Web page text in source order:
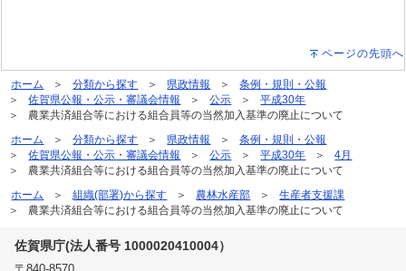
ページの先頭へ
ホーム 分類から探す 県政情報
条例・規則・公報
佐賀県公報・公示・審議会情報
公示
平成30年
農業共済組合等における組合員等の当然加入基準の廃止について
ホーム
分類から探す 県政情報
条例・規則・公報
佐賀県公報・公示・審議会情報
公示 平成30年
4月
農業共済組合等における組合員等の当然加入基準の廃止について
ホーム
組織(部署)から探す 農林水産部
生産者支援課
農業共済組合等における組合員等の当然加入基準の廃止について
佐賀県庁(法人番号 1000020410004）